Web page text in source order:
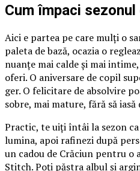
Cum împaci
Aici e partea pe care mulți o
paleta de bază, ocazia o
nuanțe mai calde și mai
oferi. O aniversare de copil
ger. O felicitare de absolvire
sobre, mai mature, fără să
Practic, te uiți întâi la sezon
lumina, apoi rafinezi după
un cadou de Crăciun pentru o
Stitch. Poți păstra albul și